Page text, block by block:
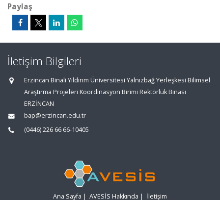
Paylaş
İletişim Bilgileri
Erzincan Binali Yıldırım Üniversitesi Yalnızbağ Yerleşkesi Bilimsel
Araştırma Projeleri Koordinasyon Birimi Rektörlük Binası
ERZİNCAN
bap@erzincan.edu.tr
(0446) 226 66 66-10405
Ana Sayfa | AVESİS Hakkında | İletişim